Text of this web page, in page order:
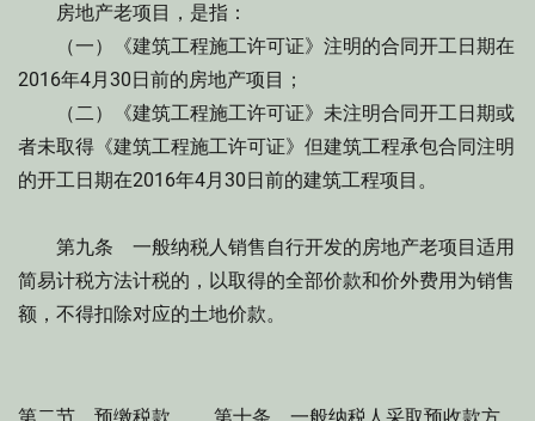
房地产老项目，是指：
（一）《建筑工程施工许可证》注明的合同开工日期在
2016年4月30日前的房地产项目；
（二）《建筑工程施工许可证》未注明合同开工日期或
者未取得《建筑工程施工许可证》但建筑工程承包合同注明
的开工日期在2016年4月30日前的建筑工程项目。
第九条 一般纳税人销售自行开发的房地产老项目适用
简易计税方法计税的，以取得的全部价款和价外费用为销售
额，不得扣除对应的土地价款。